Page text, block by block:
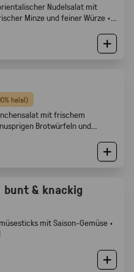
Nudelsalat mit
Minze und feiner Würze ·
halal)
mit frischem
Brotwürfeln und
bunt & knackig
mit Saison-Gemüse ·